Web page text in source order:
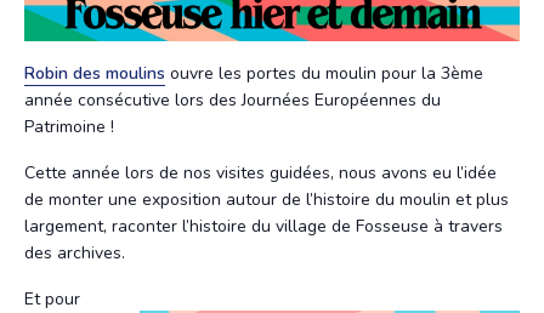
Robin des moulins ouvre les portes du moulin pour la 3ème
année consécutive lors des Journées Européennes du
Patrimoine !
Cette année lors de nos visites guidées, nous avons eu l’idée
de monter une exposition autour de l’histoire du moulin et plus
largement, raconter l’histoire du village de Fosseuse à travers
des archives.
Et pour